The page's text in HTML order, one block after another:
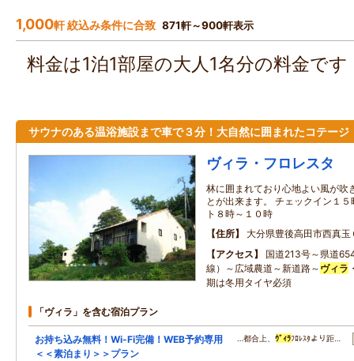
1,000軒 絞込み条件に合致 871軒～900軒表示
料金は1泊1部屋の大人1名分の料金で
サウナのある温浴施設まで車で３分！大自然に囲まれたコテージ
ヴィラ・フロレスタ
林に囲まれており心地よい風が吹
とが出来ます。 チェックイン１
ト８時～１０時
住所
大分県豊後高田市西真
アクセス
国道213号～県道
線）～広域農道～新道路～ ヴィラ
期は冬用タイヤ必須
「ヴィラ」を含む宿泊プラン
お持ち込み無料！Wi-Fi完備！WEB予約専用
＜＜素泊まり＞＞プラン
…都合上、ｳﾞｨﾗﾌﾛﾚｽﾀより距…